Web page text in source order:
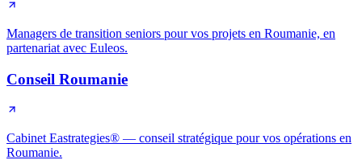
Managers de transition seniors pour vos projets en Roumanie, en
partenariat avec Euleos.
Conseil Roumanie
Cabinet Eastrategies® — conseil stratégique pour vos opérations en
Roumanie.